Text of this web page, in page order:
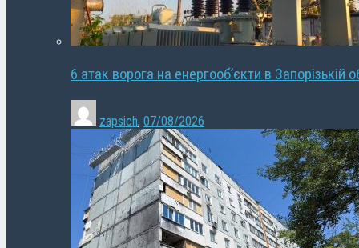
6 атак ворога на енергооб’єкти в Запорізькій
zapsich, 07/08/2026